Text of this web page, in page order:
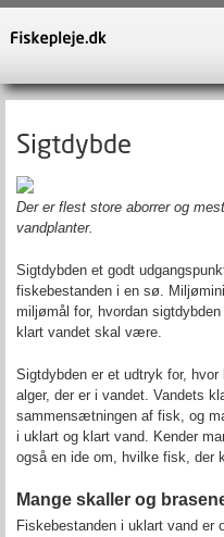
Sigtdybde
Der er flest store aborrer og
vandplanter.
Sigtdybden et godt
fiskebestanden i en sø.
miljømål for, hvordan
klart vandet skal være.
Sigtdybden er et udtryk for,
alger, der er i vandet. Vandets
sammensætningen af fisk, og
i uklart og klart vand. Kender
også en ide om, hvilke fisk, der
Mange skaller og
Fiskebestanden i uklart vand er